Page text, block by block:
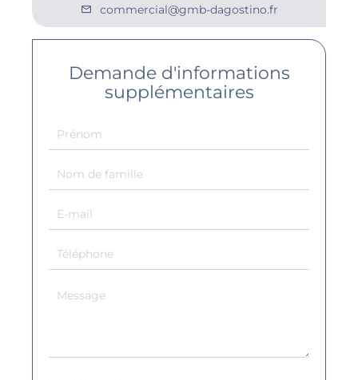
commercial@gmb-dagostino.fr
Demande d'informations
supplémentaires